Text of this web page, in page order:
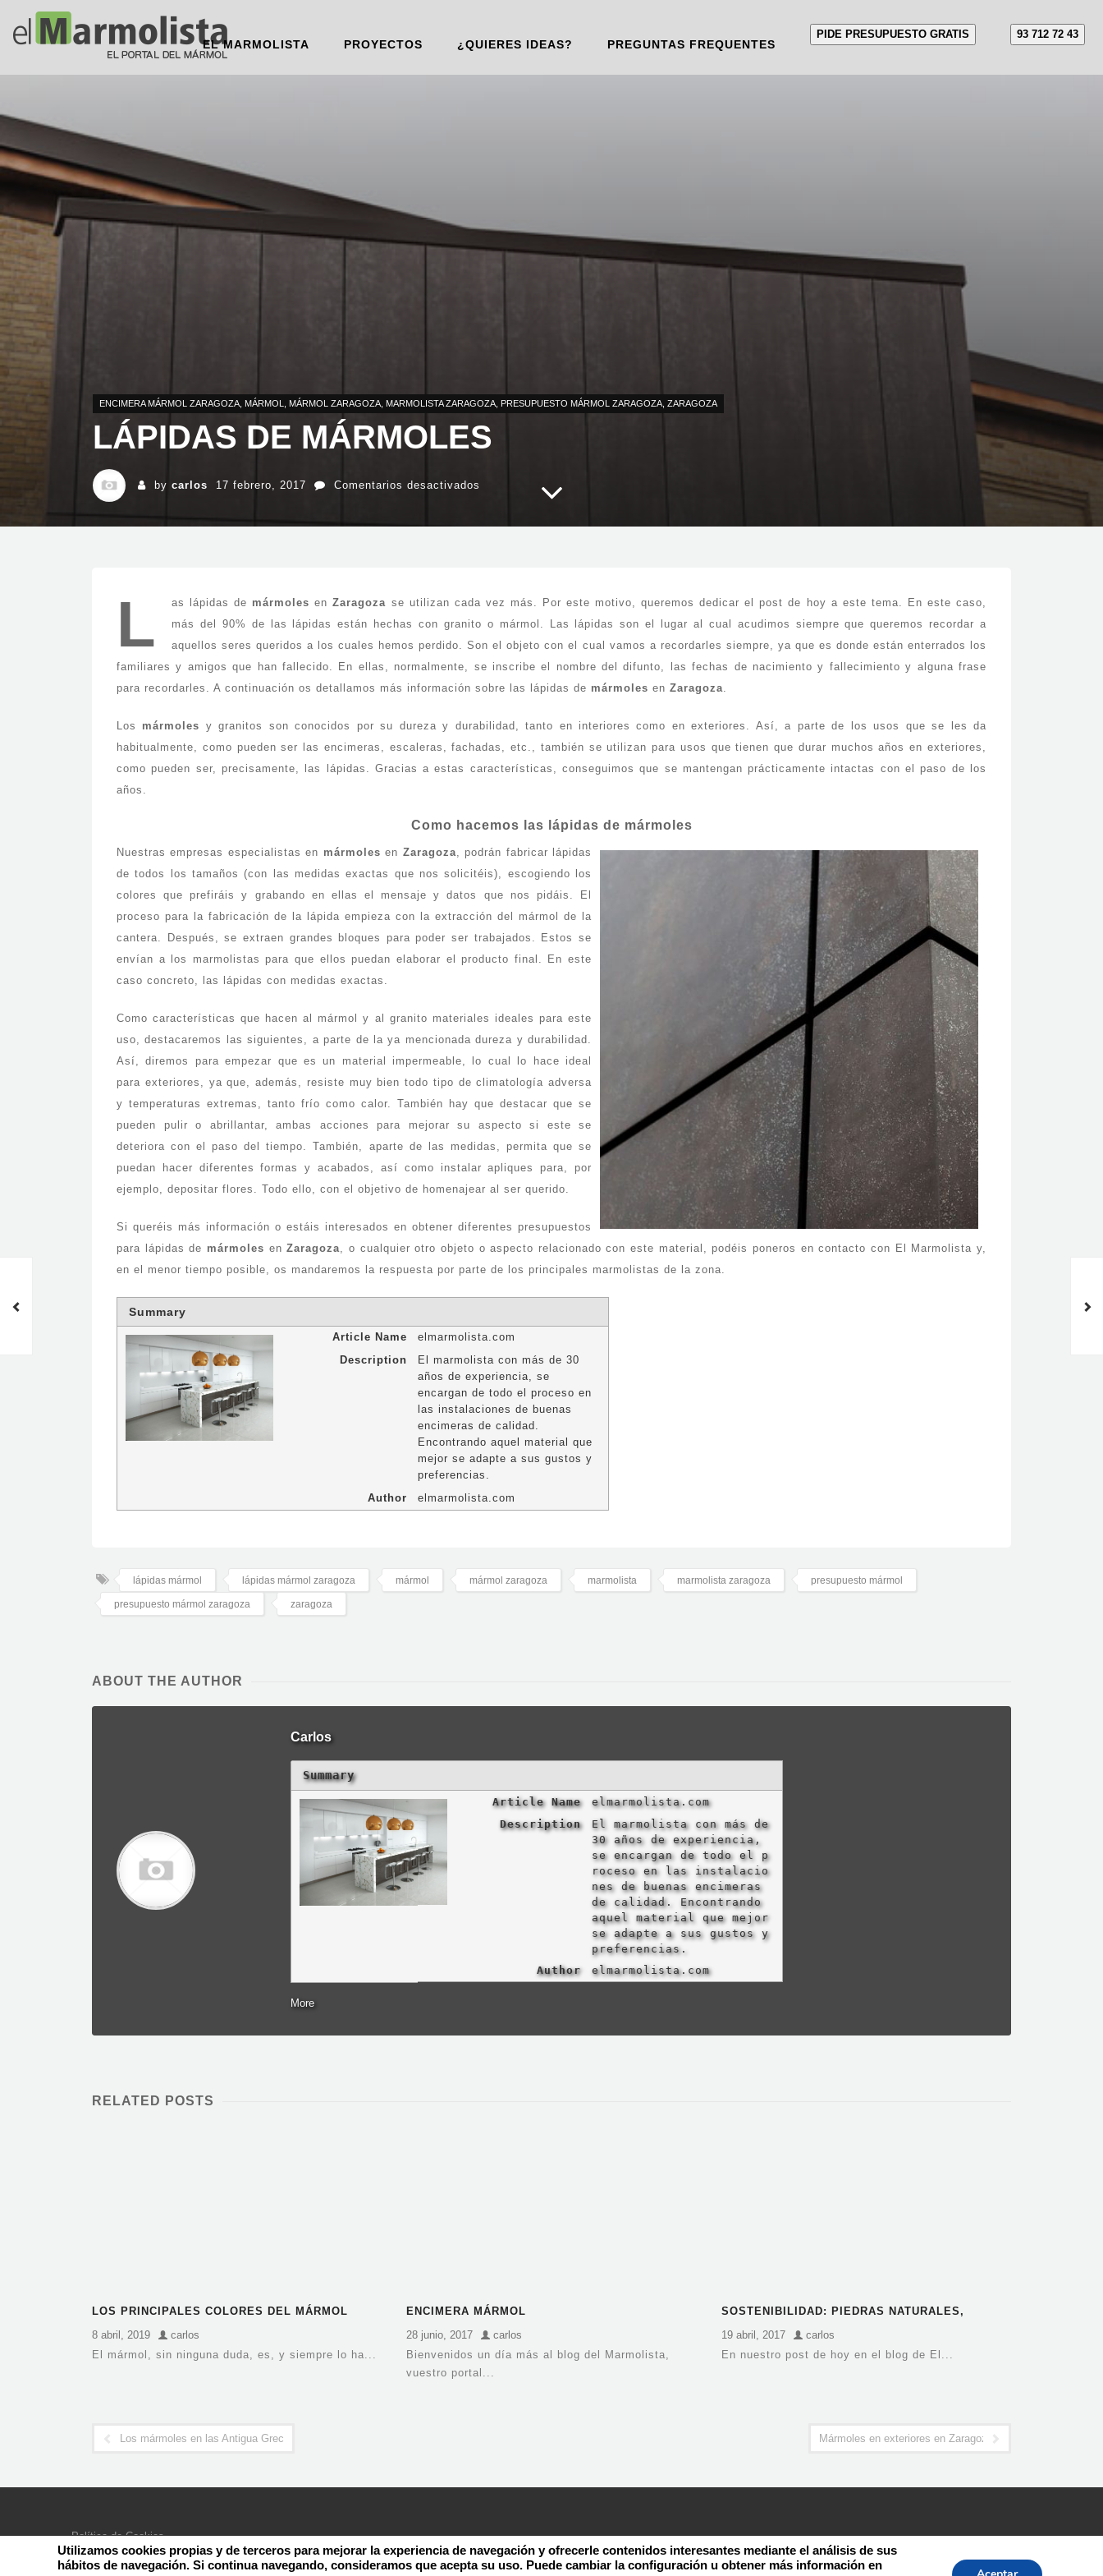
EL MARMOLISTA PROYECTOS ¿QUIERES IDEAS? PREGUNTAS FREQUENTES
PIDE PRESUPUESTO GRATIS 93 712 72 43
ENCIMERA MÁRMOL ZARAGOZA MÁRMOL MÁRMOL ZARAGOZA MARMOLISTA ZARAGOZA PRESUPUESTO MÁRMOL ZARAGOZA ZARAGOZA
LÁPIDAS DE MÁRMOLES
by carlos 17 febrero, 2017 Comentarios desactivados
Grecia
L as lápidas de mármoles enZaragoza se utilizan cada vez más. Por este motivo, queremos dedicar el post de hoy a este tema. En este caso,
más del 90% de las lápidas están hechas con granito o mármol. Las lápidas son el lugar al cual acudimos siempre que queremos recordar a
aquellos seres queridos a los cuales hemos perdido. Son el objeto con el cual vamos a recordarles siempre, ya que es donde están enterrados los
familiares y amigos que han fallecido. En ellas, normalmente, se inscribe el nombre del difunto, las fechas de nacimiento y fallecimiento y alguna frase
para recordarles. A continuación os detallamos más información sobre las lápidas de mármoles en Zaragoza.
Los mármoles y granitos son conocidos por su dureza y durabilidad, tanto en interiores como en exteriores. Así, a parte de los usos que se les da
habitualmente, como pueden ser las encimeras, escaleras, fachadas, etc., también se utilizan para usos que tienen que durar muchos años en exteriores,
como pueden ser, precisamente, las lápidas. Gracias a estas características, conseguimos que se mantengan prácticamente intactas con el paso de los
años.
Como hacemos las lápidas de mármoles
Nuestras empresas especialistas en mármoles en Zaragoza, podrán fabricar lápidas
de todos los tamaños (con las medidas exactas que nos solicitéis), escogiendo los
colores que prefiráis y grabando en ellas el mensaje y datos que nos pidáis. El
proceso para la fabricación de la lápida empieza con la extracción del mármol de la
cantera. Después, se extraen grandes bloques para poder ser trabajados. Estos se
envían a los marmolistas para que ellos puedan elaborar el producto final. En este
caso concreto, las lápidas con medidas exactas.
Como características que hacen al mármol y al granito materiales ideales para este
uso, destacaremos las siguientes, a parte de la ya mencionada dureza y durabilidad.
Así, diremos para empezar que es un material impermeable, lo cual lo hace ideal
para exteriores, ya que, además, resiste muy bien todo tipo de climatología adversa
y temperaturas extremas, tanto frío como calor. También hay que destacar que se
pueden pulir o abrillantar, ambas acciones para mejorar su aspecto si este se
deteriora con el paso del tiempo. También, aparte de las medidas, permita que se
puedan hacer diferentes formas y acabados, así como instalar apliques para, por
ejemplo, depositar flores. Todo ello, con el objetivo de homenajear al ser querido.
Si queréis más información o estáis interesados en obtener diferentes presupuestos
para lápidas de mármoles enZaragoza, o cualquier otro objeto o aspecto relacionado con este material, podéis poneros en contacto con El Marmolista y,
en el menor tiempo posible, os mandaremos la respuesta por parte de los principales marmolistas de la zona.
Summary
Article Name
elmarmolista.com
Description
El marmolista con más de 30
años de experiencia, se
encargan de todo el proceso en
las instalaciones de buenas
encimeras de calidad.
Encontrando aquel material que
mejor se adapte a sus gustos y
preferencias.
Author
elmarmolista.com
lápidas mármol lápidas mármol zaragoza mármol mármol zaragoza marmolista marmolista zaragoza presupuesto mármol
presupuesto mármol zaragoza zaragoza
ABOUT THE AUTHOR
Carlos
Summary
Article Name
elmarmolista.com
Description
El marmolista con más de
30 años de experiencia,
se encargan de todo el p
roceso en las instalacio
nes de buenas encimeras
de calidad. Encontrando
aquel material que mejor
se adapte a sus gustos y
preferencias.
Author
elmarmolista.com
More
RELATED POSTS
LOS PRINCIPALES COLORES DEL MÁRMOL
8 abril, 2019
carlos
El mármol, sin ninguna duda, es, y siempre lo ha...
ENCIMERA MÁRMOL
28 junio, 2017
carlos
Bienvenidos un día más al blog del Marmolista,
vuestro portal...
SOSTENIBILIDAD: PIEDRAS NATURALES,
MÁRMOLES Y GRANITOS
19 abril, 2017
carlos
En nuestro post de hoy en el blog de El...
Los mármoles en las Antigua Grecia Mármoles en exteriores en Zaragoza
Política de Cookies
Aviso Legal – Política de Privacidad
Utilizamos cookies propias y de terceros para mejorar la experiencia de navegación y ofrecerle contenidos interesantes mediante el análisis de sus
hábitos de navegación. Si continua navegando, consideramos que acepta su uso. Puede cambiar la configuración u obtener más información en